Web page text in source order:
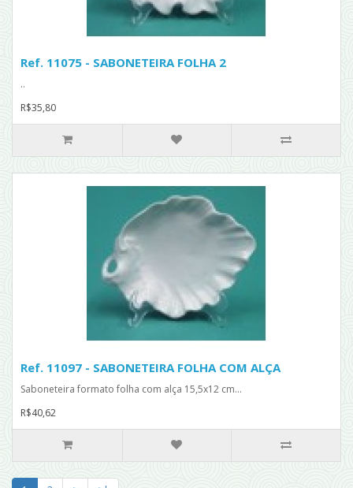
Ref. 11075 - SABONETEIRA FOLHA 2
..
R$35,80
Ref. 11097 - SABONETEIRA FOLHA COM ALÇA
Saboneteira formato folha com alça 15,5x12 cm...
R$40,62